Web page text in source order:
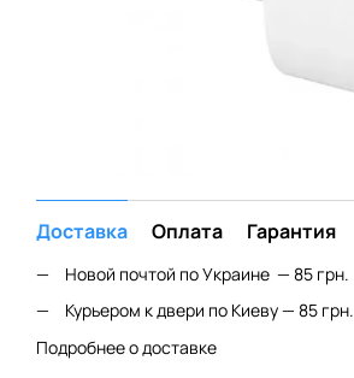
Доставка Оплата Гарантия
Новой почтой по Украине — 85 грн.
Курьером к двери по Киеву — 85 грн.
Подробнее о доставке